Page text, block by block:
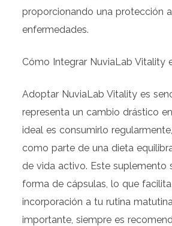
proporcionando una protección
enfermedades.
Cómo Integrar NuviaLab Vitality
Adoptar NuviaLab Vitality es
representa un cambio drástico
ideal es consumirlo
como parte de una dieta
de vida activo. Este suplemento
forma de cápsulas, lo que
incorporación a tu rutina
importante, siempre es